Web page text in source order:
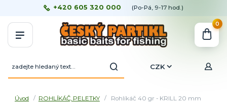
CZK
+420 605 320 000 (Po-Pá, 9-17 hod.)
0
Úvod ROHLÍKÁČ, PELETKY Rohlíkáč 40 gr - KRILL 20 mm